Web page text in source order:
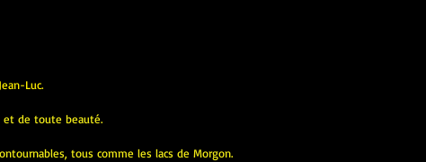
Luc.
et de toute beauté.
tous comme les lacs de Morgon.